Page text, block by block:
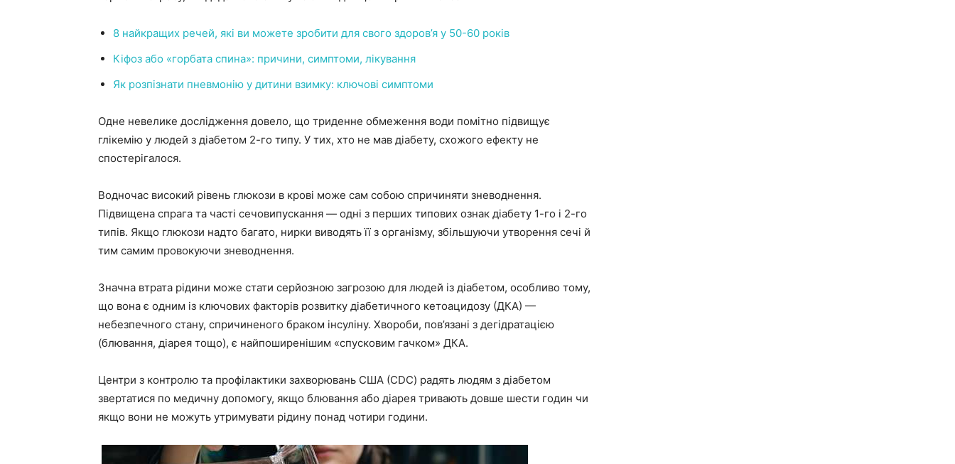
8 найкращих речей, які ви можете зробити для свого здоров’я у 50-60 років
Кіфоз або «горбата спина»: причини, симптоми, лікування
Як розпізнати пневмонію у дитини взимку: ключові симптоми
Одне невелике дослідження довело, що триденне обмеження води помітно підвищує
глікемію у людей з діабетом 2-го типу. У тих, хто не мав діабету, схожого ефекту не
спостерігалося.
Водночас високий рівень глюкози в крові може сам собою спричиняти зневоднення.
Підвищена спрага та часті сечовипускання — одні з перших типових ознак діабету 1-го і 2-го
типів. Якщо глюкози надто багато, нирки виводять її з організму, збільшуючи утворення сечі й
тим самим провокуючи зневоднення.
Значна втрата рідини може стати серйозною загрозою для людей із діабетом, особливо тому,
що вона є одним із ключових факторів розвитку діабетичного кетоацидозу (ДКА) —
небезпечного стану, спричиненого браком інсуліну. Хвороби, пов’язані з дегідратацією
(блювання, діарея тощо), є найпоширенішим «спусковим гачком» ДКА.
Центри з контролю та профілактики захворювань США (CDC) радять людям з діабетом
звертатися по медичну допомогу, якщо блювання або діарея тривають довше шести годин чи
якщо вони не можуть утримувати рідину понад чотири години.